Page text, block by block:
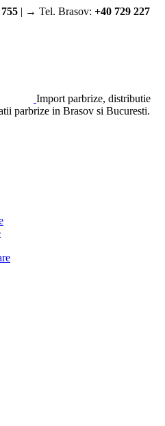
| → Tel. Brasov: +40 729 227
Import parbrize, distributie
parbrize in Brasov si Bucuresti.